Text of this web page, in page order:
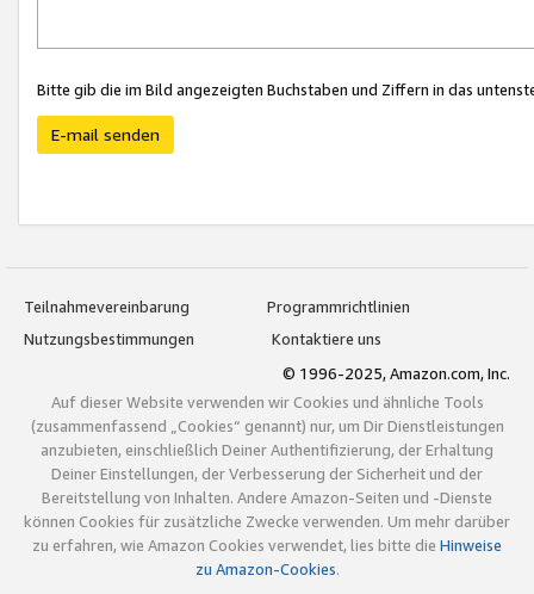
Bitte gib die im Bild angezeigten Buchstaben und Ziffern in das
E-mail senden
Teilnahmevereinbarung
Programmrichtlinien
Nutzungsbestimmungen
Kontaktiere uns
© 1996-2025, Amazon.com, Inc.
Auf dieser Website verwenden wir Cookies und ähnliche Tools
(zusammenfassend „Cookies“ genannt) nur, um Dir Dienstleistungen
anzubieten, einschließlich Deiner Authentifizierung, der Erhaltung
Deiner Einstellungen, der Verbesserung der Sicherheit und der
Bereitstellung von Inhalten. Andere Amazon-Seiten und -Dienste
können Cookies für zusätzliche Zwecke verwenden. Um mehr darüber
zu erfahren, wie Amazon Cookies verwendet, lies bitte die Hinweise
zu Amazon-Cookies.